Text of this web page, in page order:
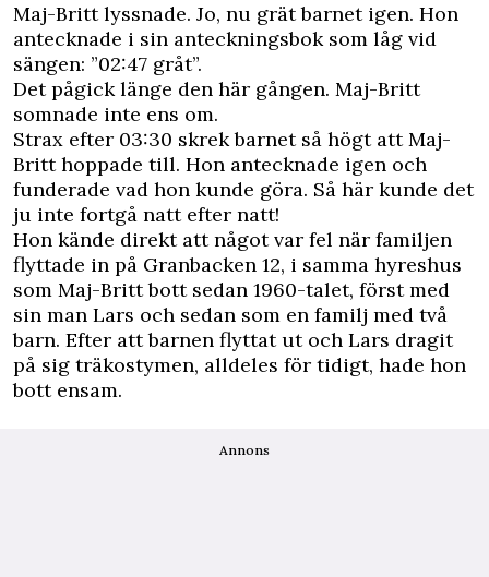
Maj-Britt lyssnade. Jo, nu grät barnet igen. Hon
antecknade i sin anteckningsbok som låg vid
sängen: ”02:47 gråt”.
Det pågick länge den här gången. Maj-Britt
somnade inte ens om.
Strax efter 03:30 skrek barnet så högt att Maj-
Britt hoppade till. Hon antecknade igen och
funderade vad hon kunde göra. Så här kunde det
ju inte fortgå natt efter natt!
Hon kände direkt att något var fel när familjen
flyttade in på Granbacken 12, i samma hyreshus
som Maj-Britt bott sedan 1960-talet, först med
sin man Lars och sedan som en familj med två
barn. Efter att barnen flyttat ut och Lars dragit
på sig träkostymen, alldeles för tidigt, hade hon
bott ensam.
Annons